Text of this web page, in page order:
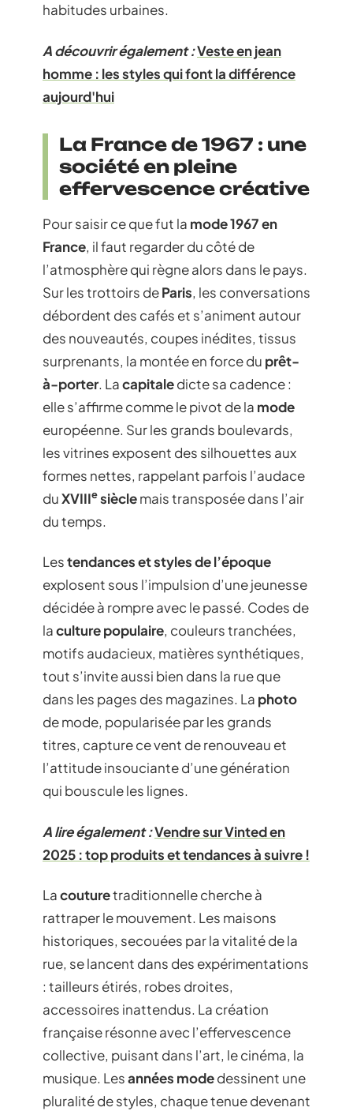
habitudes urbaines.
A découvrir également :Veste en jean
homme : les styles qui font la différence
aujourd'hui
La France de 1967 : une
société en pleine
effervescence créative
Pour saisir ce que fut la mode 1967 en
France, il faut regarder du côté de
l’atmosphère qui règne alors dans le pays.
Sur les trottoirs deParis, les conversations
débordent des cafés et s’animent autour
des nouveautés, coupes inédites, tissus
surprenants, la montée en force du prêt-
à-porter. Lacapitaledicte sa cadence :
elle s’affirme comme le pivot de la mode
européenne. Sur les grands boulevards,
les vitrines exposent des silhouettes aux
formes nettes, rappelant parfois l’audace
duXVIIIesièclemais transposée dans l’air
du temps.
Lestendances et styles de l’époque
explosent sous l’impulsion d’une jeunesse
décidée à rompre avec le passé. Codes de
laculture populaire, couleurs tranchées,
motifs audacieux, matières synthétiques,
tout s’invite aussi bien dans la rue que
dans les pages des magazines. La photo
de mode, popularisée par les grands
titres, capture ce vent de renouveau et
l’attitude insouciante d’une génération
qui bouscule les lignes.
A lire également :Vendre sur Vinted en
2025 : top produits et tendances à suivre !
Lacouturetraditionnelle cherche à
rattraper le mouvement. Les maisons
historiques, secouées par la vitalité de la
rue, se lancent dans des expérimentations
: tailleurs étirés, robes droites,
accessoires inattendus. La création
française résonne avec l’effervescence
collective, puisant dans l’art, le cinéma, la
musique. Lesannées modedessinent une
pluralité de styles, chaque tenue devenant